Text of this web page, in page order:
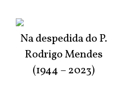
Na despedida do P.
Rodrigo Mendes
(1944 – 2023)